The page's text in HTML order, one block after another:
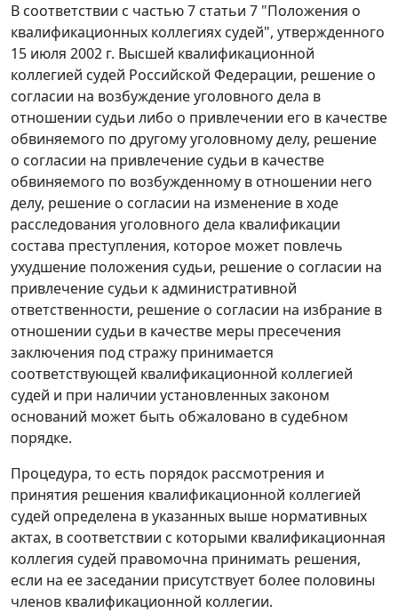
В соответствии с частью 7 статьи 7 "Положения о
квалификационных коллегиях судей", утвержденного
15 июля 2002 г. Высшей квалификационной
коллегией судей Российской Федерации, решение о
согласии на возбуждение уголовного дела в
отношении судьи либо о привлечении его в качестве
обвиняемого по другому уголовному делу, решение
о согласии на привлечение судьи в качестве
обвиняемого по возбужденному в отношении него
делу, решение о согласии на изменение в ходе
расследования уголовного дела квалификации
состава преступления, которое может повлечь
ухудшение положения судьи, решение о согласии на
привлечение судьи к административной
ответственности, решение о согласии на избрание в
отношении судьи в качестве меры пресечения
заключения под стражу принимается
соответствующей квалификационной коллегией
судей и при наличии установленных законом
оснований может быть обжаловано в судебном
порядке.
Процедура, то есть порядок рассмотрения и
принятия решения квалификационной коллегией
судей определена в указанных выше нормативных
актах, в соответствии с которыми квалификационная
коллегия судей правомочна принимать решения,
если на ее заседании присутствует более половины
членов квалификационной коллегии.